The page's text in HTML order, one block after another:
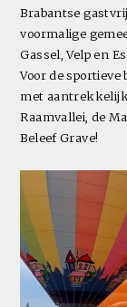
Brabantse
voormalige
Gassel, Velp en
Voor de sportieve
met
Raamvallei, de
Beleef Grave!